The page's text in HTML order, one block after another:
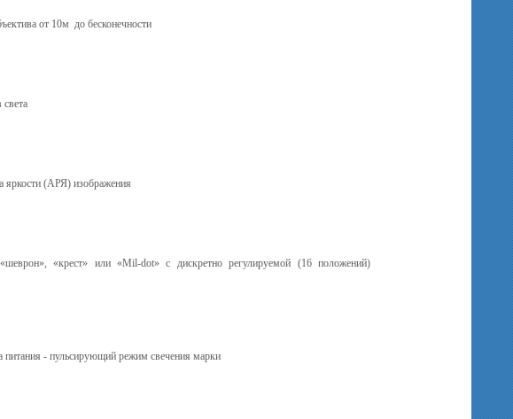
от 10м до бесконечности
яркости (АРЯ) изображения
«крест» или «Mil-dot» с дискретно регулируемой (16 положений)
питания - пульсирующий режим свечения марки